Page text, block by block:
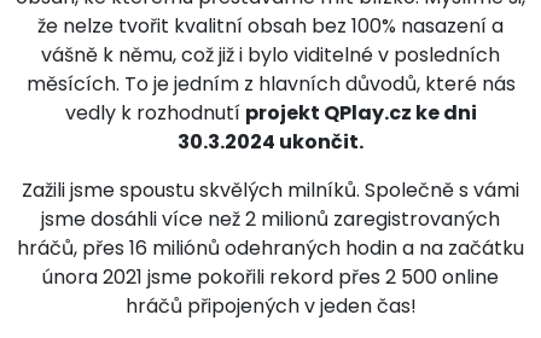
že nelze tvořit kvalitní obsah bez 100% nasazení a
vášně k němu, což již i bylo viditelné v posledních
měsících. To je jedním z hlavních důvodů, které nás
vedly k rozhodnutí projekt QPlay.cz ke dni
30.3.2024 ukončit.
Zažili jsme spoustu skvělých milníků. Společně s vámi
jsme dosáhli více než 2 milionů zaregistrovaných
hráčů, přes 16 miliónů odehraných hodin a na začátku
února 2021 jsme pokořili rekord přes 2 500 online
hráčů připojených v jeden čas!